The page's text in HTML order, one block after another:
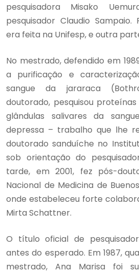
pesquisadora Misako
pesquisador Claudio Sampaio.
era feita na Unifesp, e outra
No mestrado, defendido em
a purificação e
sangue da jararaca
doutorado, pesquisou
glândulas salivares da
depressa – trabalho que lhe
doutorado sanduíche no
sob orientação do
tarde, em 2001, fez pós-
Nacional de Medicina de
onde estabeleceu forte
Mirta Schattner.
O título oficial de
antes do esperado. Em 1987,
mestrado, Ana Marisa foi